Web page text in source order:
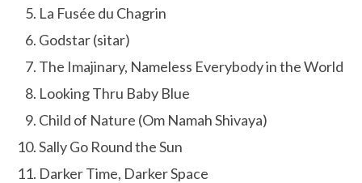
La Fusée du Chagrin
Godstar (sitar)
The Imajinary, Nameless Everybody in the World
Looking Thru Baby Blue
Child of Nature (Om Namah Shivaya)
Sally Go Round the Sun
Darker Time, Darker Space